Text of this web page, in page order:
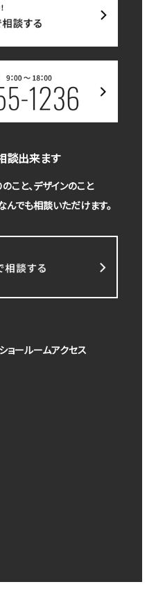
談出来ます
こと、デザインのこと
んでも相談いただけます。
ョールームアクセス